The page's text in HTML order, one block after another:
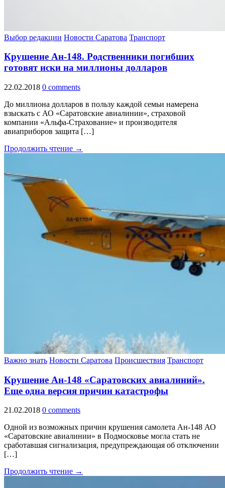
Выбор редакции Новости Саратова Транспорт
Крушение Ан-148. Родственники погибших
готовят иски на миллионы долларов
22.02.2018 0 comments
До миллиона долларов в пользу каждой семьи намерена
взыскать с АО «Саратовские авиалинии», страховой
компании «Альфа-Страхование» и производителя
авиаприборов защита […]
Продолжить чтение →
Важно знать Новости Саратова Происшествия Транспорт
Крушение Ан-148 «Саратовских авиалиний».
Еще одна версия причин катастрофы
21.02.2018 0 comments
Одной из возможных причин крушения самолета Ан-148 АО
«Саратовские авиалинии» в Подмосковье могла стать не
сработавшая сигнализация, предупреждающая об отключении
[…]
Продолжить чтение →